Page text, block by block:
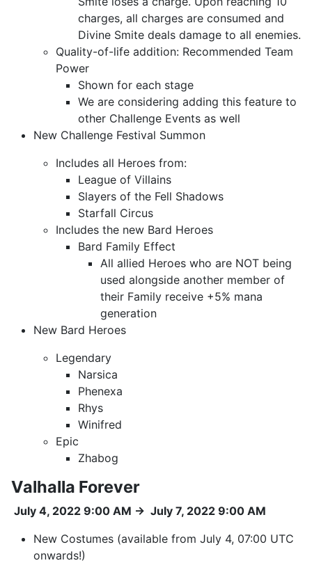
charges, all charges are consumed and
Divine Smite deals damage to all enemies.
Quality-of-life addition: Recommended Team
Power
Shown for each stage
We are considering adding this feature to
other Challenge Events as well
New Challenge Festival Summon
Includes all Heroes from:
League of Villains
Slayers of the Fell Shadows
Starfall Circus
Includes the new Bard Heroes
Bard Family Effect
All allied Heroes who are NOT being
used alongside another member of
their Family receive +5% mana
generation
New Bard Heroes
Legendary
Narsica
Phenexa
Rhys
Winifred
Epic
Zhabog
Valhalla Forever
July 4, 2022 9:00 AM → July 7, 2022 9:00 AM
New Costumes (available from July 4, 07:00 UTC
onwards!)